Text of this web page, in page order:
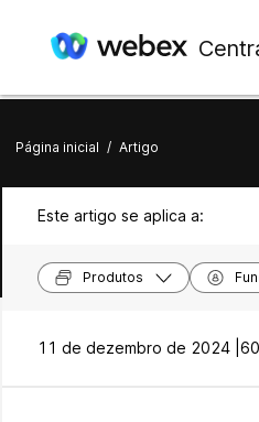
Página inicial / Artigo
Este artigo se aplica a:
Produtos
11 de dezembro de 2024 |